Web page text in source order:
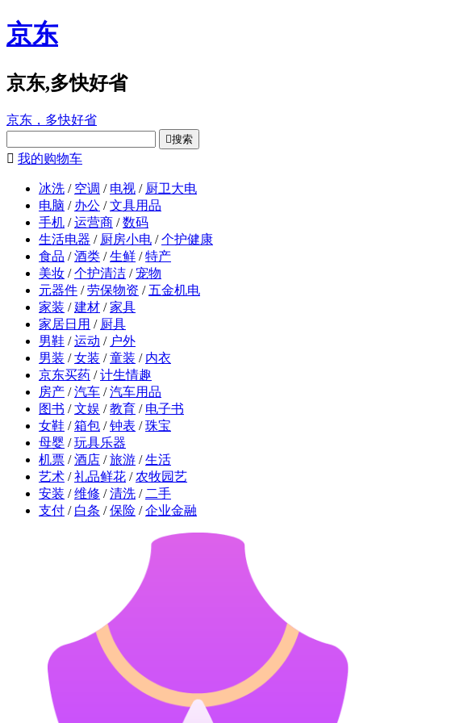
京东
京东,多快好省
京东，多快好省
搜索
 我的购物车
冰洗 / 空调 / 电视 / 厨卫大电
电脑 / 办公 / 文具用品
手机 / 运营商 / 数码
生活电器 / 厨房小电 / 个护健康
食品 / 酒类 / 生鲜 / 特产
美妆 / 个护清洁 / 宠物
元器件 / 劳保物资 / 五金机电
家装 / 建材 / 家具
家居日用 / 厨具
男鞋 / 运动 / 户外
男装 / 女装 / 童装 / 内衣
京东买药 / 计生情趣
房产 / 汽车 / 汽车用品
图书 / 文娱 / 教育 / 电子书
女鞋 / 箱包 / 钟表 / 珠宝
母婴 / 玩具乐器
机票 / 酒店 / 旅游 / 生活
艺术 / 礼品鲜花 / 农牧园艺
安装 / 维修 / 清洗 / 二手
支付 / 白条 / 保险 / 企业金融